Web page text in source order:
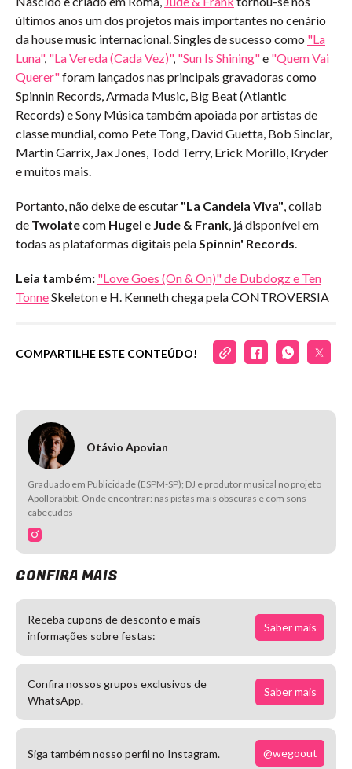
últimos anos um dos projetos mais importantes no cenário
da house music internacional. Singles de sucesso como "La
Luna", "La Vereda (Cada Vez)", "Sun Is Shining"e "Quem Vai
Querer"foram lançados nas principais gravadoras como
Spinnin Records, Armada Music, Big Beat (Atlantic
Records) e Sony Música também apoiada por artistas de
classe mundial, como Pete Tong, David Guetta, Bob Sinclar,
Martin Garrix, Jax Jones, Todd Terry, Erick Morillo, Kryder
e muitos mais.
Portanto, não deixe de escutar "La Candela Viva", collab
de Twolatecom Hugel e Jude & Frank, já disponível em
todas as plataformas digitais pelaSpinnin' Records.
Leia também: "Love Goes (On & On)" de Dubdogz e Ten
TonneSkeleton e H. Kenneth chega pela CONTROVERSIA
COMPARTILHE ESTE CONTEÚDO!
Otávio Apovian
Graduado em Publicidade (ESPM-SP); DJ e produtor musical no projeto
Apollorabbit. Onde encontrar: nas pistas mais obscuras e com sons
cabeçudos
CONFIRA MAIS
Receba cupons de desconto e mais
informações sobre festas:
Saber mais
Confira nossos grupos exclusivos de
WhatsApp.
Saber mais
Siga também nosso perfil no Instagram. @wegoout